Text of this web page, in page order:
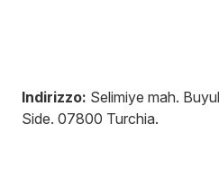
Indirizzo: Selimiye mah.
Side. 07800 Turchia.